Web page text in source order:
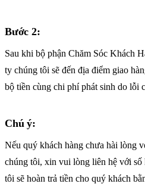
Bước 2:
Sau khi bộ phận Chăm Sóc Khách
ty chúng tôi sẽ đến địa điểm giao
bộ tiền cùng chi phí phát sinh do lỗi
Chú ý:
Nếu quý khách hàng chưa hài lòng
chúng tôi, xin vui lòng liên hệ với số
tôi sẽ hoàn trả tiền cho quý khách